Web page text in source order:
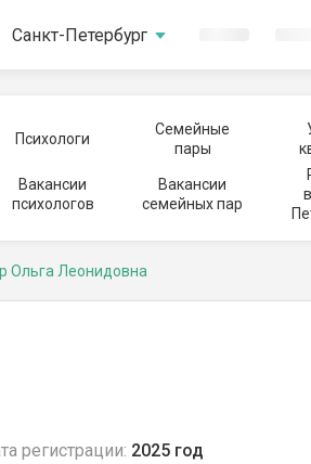
Санкт-Петербург
Психологи
Семейные
пары
Вакансии
психологов
Вакансии
семейных пар
Ольга Леонидовна
регистрации: 2025 год